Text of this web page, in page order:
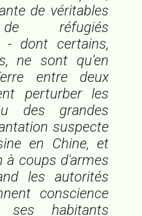
de véritables
réfugiés
- dont certains,
ne sont qu'en
entre deux
perturber les
des grandes
suspecte
en Chine, et
à coups d'armes
les autorités
conscience
habitants